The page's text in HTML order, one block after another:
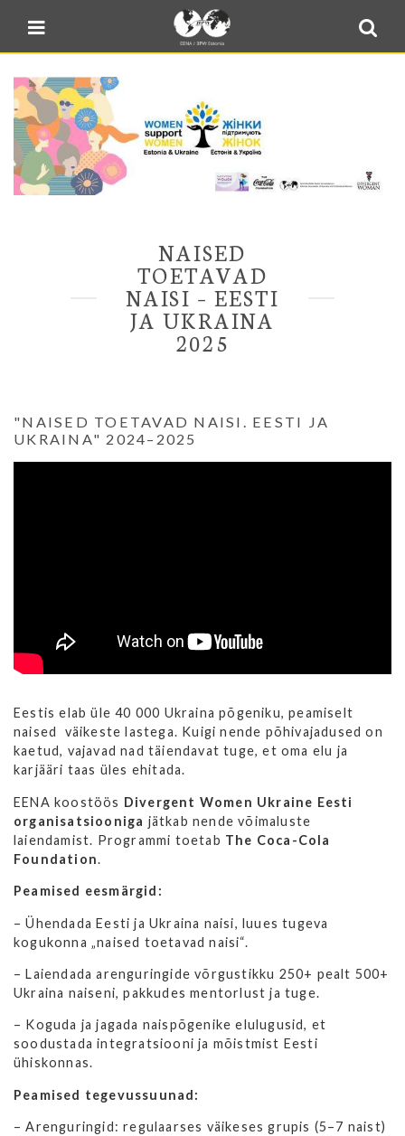
NAISED
TOETAVAD
NAISI – EESTI
JA UKRAINA
2025
"NAISED TOETAVAD NAISI. EESTI JA
UKRAINA" 2024–2025
Eestis elab üle 40 000 Ukraina põgeniku, peamiselt
naised väikeste lastega. Kuigi nende põhivajadused on
kaetud, vajavad nad täiendavat tuge, et oma elu ja
karjääri taas üles ehitada.
EENA koostöös Divergent Women Ukraine Eesti
organisatsiooniga jätkab nende võimaluste
laiendamist. Programmi toetab The Coca-Cola
Foundation.
Peamised eesmärgid:
– Ühendada Eesti ja Ukraina naisi, luues tugeva
kogukonna „naised toetavad naisi“.
– Laiendada arenguringide võrgustikku 250+ pealt 500+
Ukraina naiseni, pakkudes mentorlust ja tuge.
– Koguda ja jagada naispõgenike elulugusid, et
soodustada integratsiooni ja mõistmist Eesti
ühiskonnas.
Peamised tegevussuunad:
– Arenguringid: regulaarses väikeses grupis (5–7 naist)